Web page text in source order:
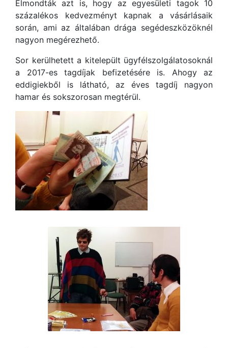
Elmondták azt is, hogy az egyesületi tagok 10
százalékos kedvezményt kapnak a vásárlásaik
során, ami az általában drága segédeszközöknél
nagyon megérezhető.
Sor kerülhetett a kitelepült ügyfélszolgálatosoknál
a 2017-es tagdíjak befizetésére is. Ahogy az
eddigiekből is látható, az éves tagdíj nagyon
hamar és sokszorosan megtérül.